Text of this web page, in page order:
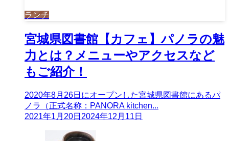
ランチ
宮城県図書館【カフェ】パノラの魅
力とは？メニューやアクセスなど
もご紹介！
2020年8月26日にオープンした宮城県図書館にあるパ
ノラ（正式名称：PANORA kitchen...
2021年1月20日 2024年12月11日